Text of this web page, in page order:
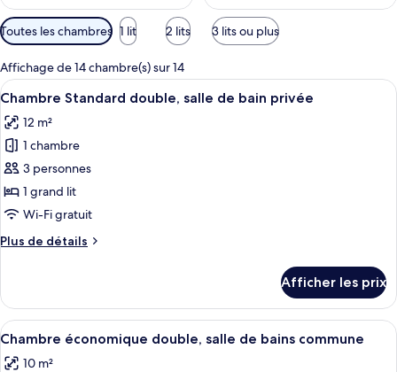
Filtres
disponibles
pour
les
chambres
Toutes les chambres 1 lit 2 lits 3 lits ou plus
Affichage de 14 chambre(s) sur 14
Afficher
toutes
les
photos
pour
ce
type
chambre :
double,
salle
de
Un escalier avec une rampe en bois
5
Chambre Standard double, salle de bain privée
12 m²
1 chambre
3 personnes
1 grand lit
Wi-Fi gratuit
Plus de détails
Plus
Chambre
Standard
double,
de
Afficher les prix
Afficher
toutes
Une chambre d’hôtel équipée d’un
7
Chambre économique double, salle de bains commune
10 m²